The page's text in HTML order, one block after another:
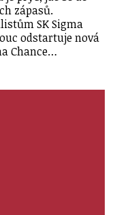
zápasů.
SK Sigma
odstartuje nová
Chance…